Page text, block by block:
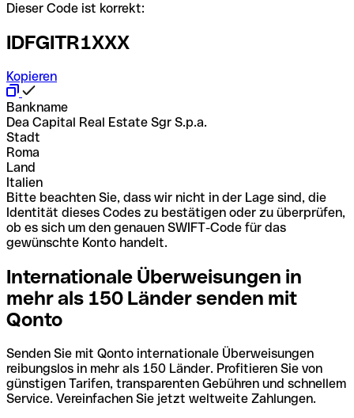
Dieser Code ist korrekt:
IDFGITR1XXX
Kopieren
Bankname
Dea Capital Real Estate Sgr S.p.a.
Stadt
Roma
Land
Italien
Bitte beachten Sie, dass wir nicht in der Lage sind, die
Identität dieses Codes zu bestätigen oder zu überprüfen,
ob es sich um den genauen SWIFT-Code für das
gewünschte Konto handelt.
Internationale Überweisungen in
mehr als 150 Länder senden mit
Qonto
Senden Sie mit Qonto internationale Überweisungen
reibungslos in mehr als 150 Länder. Profitieren Sie von
günstigen Tarifen, transparenten Gebühren und schnellem
Service. Vereinfachen Sie jetzt weltweite Zahlungen.